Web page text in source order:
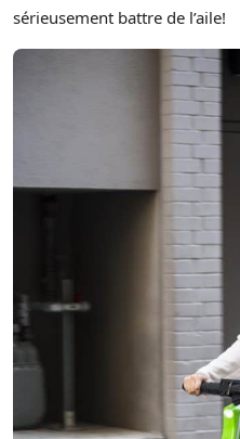
sérieusement battre de l’aile!